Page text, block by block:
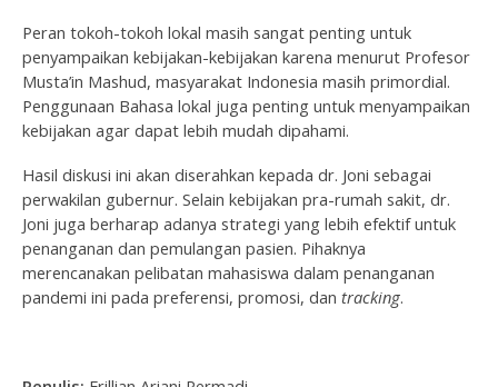
Peran tokoh-tokoh lokal masih sangat penting untuk
penyampaikan kebijakan-kebijakan karena menurut Profesor
Musta’in Mashud, masyarakat Indonesia masih primordial.
Penggunaan Bahasa lokal juga penting untuk menyampaikan
kebijakan agar dapat lebih mudah dipahami.
Hasil diskusi ini akan diserahkan kepada dr. Joni sebagai
perwakilan gubernur. Selain kebijakan pra-rumah sakit, dr.
Joni juga berharap adanya strategi yang lebih efektif untuk
penanganan dan pemulangan pasien. Pihaknya
merencanakan pelibatan mahasiswa dalam penanganan
pandemi ini pada preferensi, promosi, dan tracking.